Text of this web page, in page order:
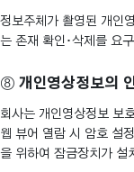
정보주체가 촬영된 개인
는 존재 확인･삭제를 요
⑧ 개인영상정보의
회사는 개인영상정보 보
웹 뷰어 열람 시 암호 설
을 위하여 잠금장치가 설